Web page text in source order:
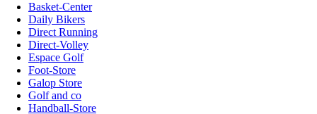
Basket-Center
Daily Bikers
Direct Running
Direct-Volley
Espace Golf
Foot-Store
Galop Store
Golf and co
Handball-Store